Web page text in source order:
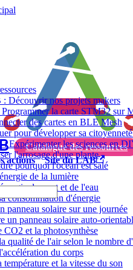
Catalogue des ressources
actions Site du LAB
Découvrir nos projets makers
la carte STM32 sur
des cartes en BLE Mesh
pour développer sa
: Expérimenter les sciences en
l'arrosage d'une plante
pourquoi l'océan est salé
de la lumière
du vent et de l'eau
consommation d'énergie
panneau solaire sur une journée
un panneau solaire auto-
CO2 et la photosynthèse
qualité de l'air selon le nombre
du corps
température et la vitesse du son